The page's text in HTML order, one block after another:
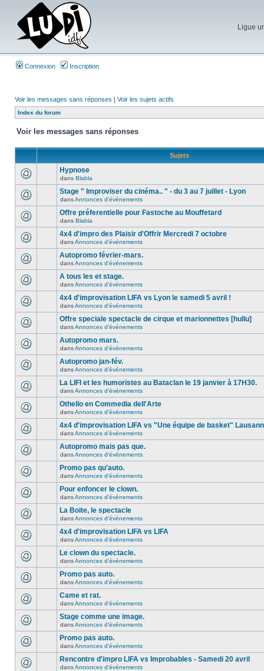
Ligue
Connexion Inscription
Voir les messages sans réponses | Voir les sujets actifs
Index du forum
Voir les messages sans réponses
Sujets
Hypnose
dans Blabla
Stage " Improviser du cinéma.. " - du 3 au 7 juillet - Lyon
dansAnnonces d'événements
Offre préferentielle pour Fastoche au Mouffetard
dans Blabla
4x4 d'impro des Plaisir d'Offrir Mercredi 7 octobre
dansAnnonces d'événements
Autopromo février-mars.
dansAnnonces d'événements
A tous les et stage.
dansAnnonces d'événements
4x4 d'improvisation LIFA vs Lyon le samedi 5 avril !
dansAnnonces d'événements
Offre speciale spectacle de cirque et marionnettes [hullu]
dansAnnonces d'événements
Autopromo mars.
dansAnnonces d'événements
Autopromo jan-fév.
dansAnnonces d'événements
La LIFI et les humoristes au Bataclan le 19 janvier à 17H30.
dansAnnonces d'événements
Othello en Commedia dell'Arte
dansAnnonces d'événements
4x4 d'improvisation LIFA vs "Une équipe de basket"
dansAnnonces d'événements
Autopromo mais pas que.
dansAnnonces d'événements
Promo pas qu'auto.
dansAnnonces d'événements
Pour enfoncer le clown.
dansAnnonces d'événements
La Boite, le spectacle
dansAnnonces d'événements
4x4 d'improvisation LIFA vs LIFA
dansAnnonces d'événements
Le clown du spectacle.
dansAnnonces d'événements
Promo pas auto.
dansAnnonces d'événements
Came et rat.
dansAnnonces d'événements
Stage comme une image.
dansAnnonces d'événements
Promo pas auto.
dansAnnonces d'événements
Rencontre d'impro LIFA vs Improbables - Samedi 20 avril
dansAnnonces d'événements